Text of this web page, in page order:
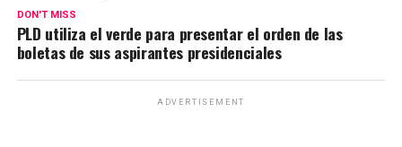
DON'T MISS
PLD utiliza el verde para presentar el orden de las
boletas de sus aspirantes presidenciales
ADVERTISEMENT